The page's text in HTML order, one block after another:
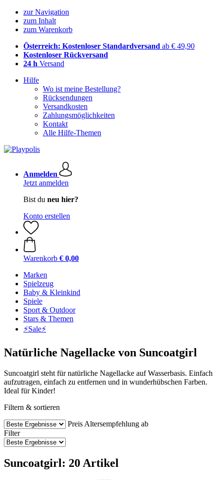
zur Navigation
zum Inhalt
zum Warenkorb
Österreich: Kostenloser Standardversand ab € 49,90
Kostenloser Rückversand
24 h Versand
Hilfe
Wo ist meine Bestellung?
Rücksendungen
Versandkosten
Zahlungsmöglichkeiten
Kontakt
Alle Hilfe-Themen
Anmelden
Jetzt anmelden
Bist du neu hier?
Konto erstellen
Warenkorb € 0,00
Marken
Spielzeug
Baby & Kleinkind
Spiele
Sport & Outdoor
Stars & Themen
⚡️Sale⚡️
Natürliche Nagellacke von Suncoatgirl
Suncoatgirl steht für natürliche Nagellacke auf Wasserbasis. Einfach
aufzutragen, einfach zu entfernen und in wunderhübschen Farben.
Ideal für Kinder!
Filtern & sortieren
Preis Altersempfehlung ab
Filter
Suncoatgirl: 20 Artikel